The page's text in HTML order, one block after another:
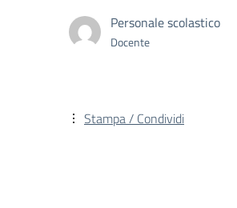
Personale scolastico
Docente
Stampa / Condividi